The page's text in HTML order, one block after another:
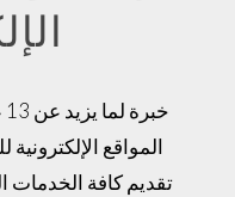
المواقع
تقديم كافة الخدمات